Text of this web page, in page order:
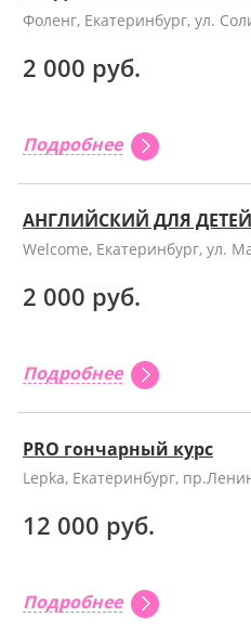
Фоленг, Екатеринбург, ул.
2 000 руб.
Подробнее
АНГЛИЙСКИЙ ДЛЯ
Welcome, Екатеринбург, ул.
2 000 руб.
Подробнее
PRO гончарный курс
Lepka, Екатеринбург,
12 000 руб.
Подробнее